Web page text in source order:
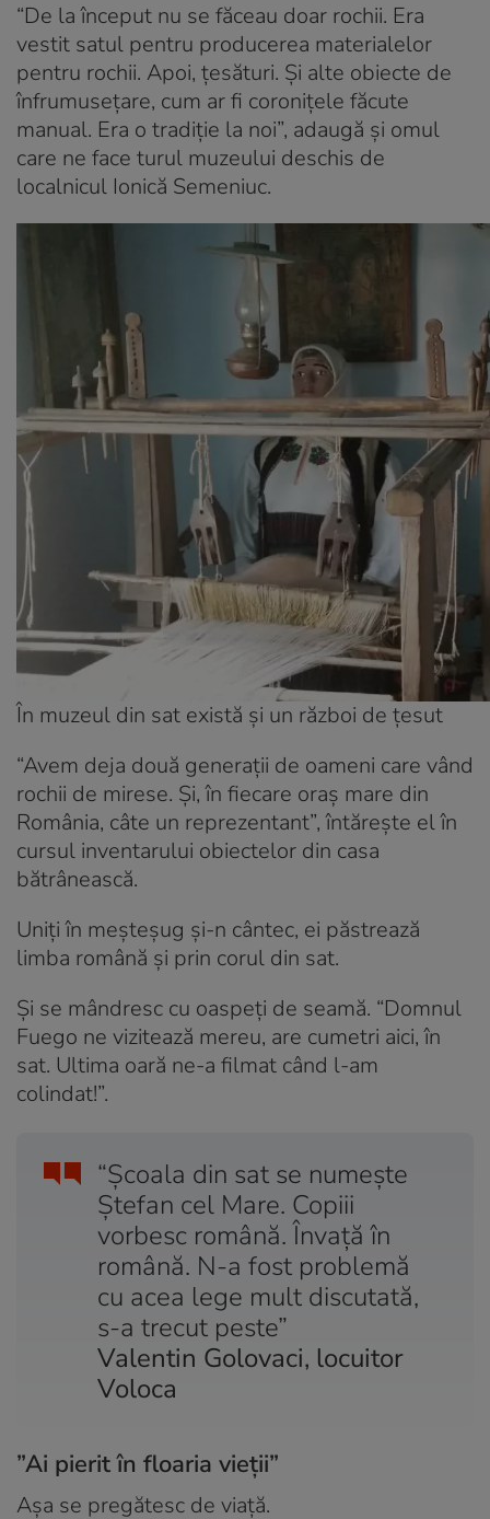
“De la început nu se făceau doar rochii. Era
vestit satul pentru producerea materialelor
pentru rochii. Apoi, țesături. Și alte obiecte de
înfrumusețare, cum ar fi coronițele făcute
manual. Era o tradiție la noi”, adaugă și omul
care ne face turul muzeului deschis de
localnicul Ionică Semeniuc.
În muzeul din sat există și un război de țesut
“Avem deja două generații de oameni care vând
rochii de mirese. Și, în fiecare oraș mare din
România, câte un reprezentant”, întărește el în
cursul inventarului obiectelor din casa
bătrânească.
Uniți în meșteșug și-n cântec, ei păstrează
limba română și prin corul din sat.
Și se mândresc cu oaspeți de seamă. “Domnul
Fuego ne vizitează mereu, are cumetri aici, în
sat. Ultima oară ne-a filmat când l-am
colindat!”.
“Școala din sat se numește
Ștefan cel Mare. Copiii
vorbesc română. Învață în
română. N-a fost problemă
cu acea lege mult discutată,
s-a trecut peste”
Valentin Golovaci, locuitor
Voloca
”Ai pierit în floaria vieții”
Așa se pregătesc de viață.